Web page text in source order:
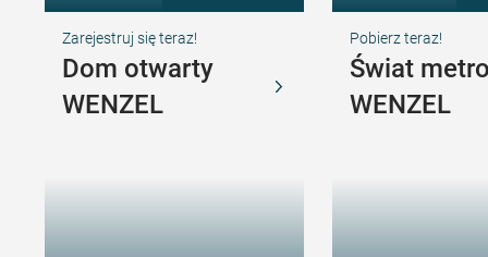
Zarejestruj się teraz!
Dom otwarty
WENZEL
Pobierz teraz!
Świat
WENZEL